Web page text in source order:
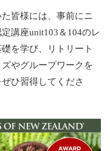
皆様には、事前にニ
講座unit103＆104のレ
を学び、リトリート
やグループワークを
ひ習得してくださ